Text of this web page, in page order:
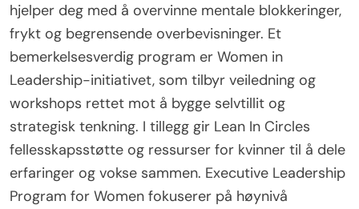
hjelper deg med å overvinne mentale blokkeringer,
frykt og begrensende overbevisninger. Et
bemerkelsesverdig program er Women in
Leadership-initiativet, som tilbyr veiledning og
workshops rettet mot å bygge selvtillit og
strategisk tenkning. I tillegg gir Lean In Circles
fellesskapsstøtte og ressurser for kvinner til å dele
erfaringer og vokse sammen. Executive Leadership
Program for Women fokuserer på høynivå